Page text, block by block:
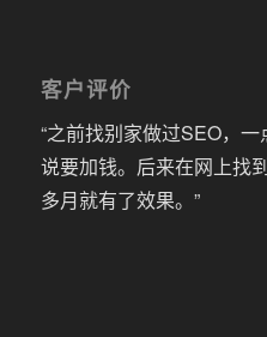
客户评价
“之前找别家做过SEO，
说要加钱。后来在网上找
多月就有了效果。”